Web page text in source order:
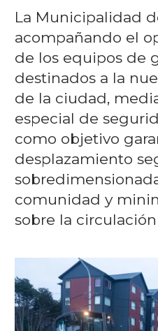
La Municipalidad
acompañando el
de los equipos de
destinados a la
de la ciudad,
especial de
como objetivo
desplazamiento
comunidad y
sobre la